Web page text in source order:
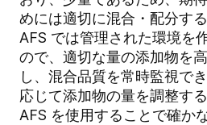
めには適切に混合・配分す
AFS では管理された環境を
ので、適切な量の添加物を
し、混合品質を常時監視で
応じて添加物の量を調整す
AFS を使用することで確か